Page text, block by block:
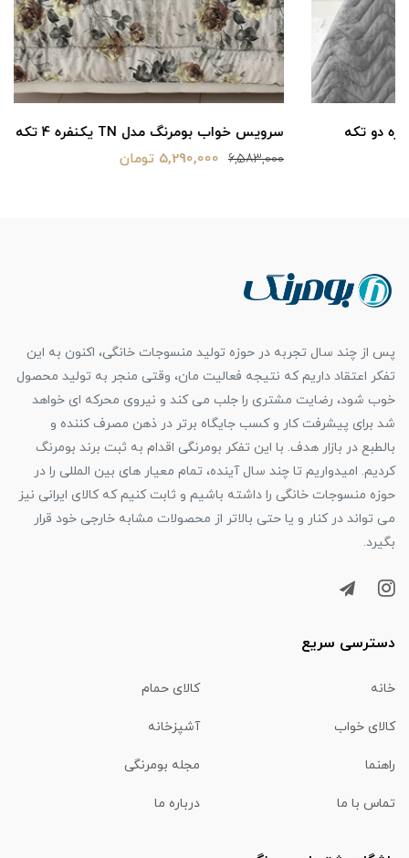
سرویس خواب بومرنگ مدل TN یکنفره 4 تکه
5,290,000 تومان
پس از چند سال تجربه در حوزه تولید منسوجات خانگی، اکنون به این
تفکر اعتقاد داریم که نتیجه فعالیت مان، وقتی منجر به تولید محصول
خوب شود، رضایت مشتری را جلب می کند و نیروی محرکه ای خواهد
شد برای پیشرفت کار و کسب جایگاه برتر در ذهن مصرف کننده و
بالطبع در بازار هدف. با این تفکر بومرنگی اقدام به ثبت برند بومرنگ
کردیم. امیدواریم تا چند سال آینده، تمام معیار های بین المللی را در
حوزه منسوجات خانگی را داشته باشیم و ثابت کنیم که کالای ایرانی نیز
می تواند در کنار و یا حتی بالاتر از محصولات مشابه خارجی خود قرار
بگیرد.
دسترسی سریع
خانه کالای حمام
کالای خواب آشپزخانه
راهنما مجله بومرنگی
تماس با ما درباره ما